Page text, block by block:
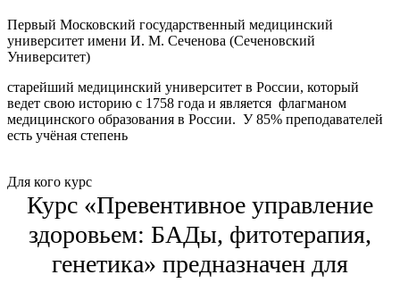
Первый Московский государственный медицинский
университет имени И. М. Сеченова (Сеченовский
Университет)
старейший медицинский университет в России, который
ведет свою историю с 1758 года и является флагманом
медицинского образования в России. У 85% преподавателей
есть учёная степень
Для кого курс
Курс «Превентивное управление
здоровьем: БАДы, фитотерапия,
генетика» предназначен для